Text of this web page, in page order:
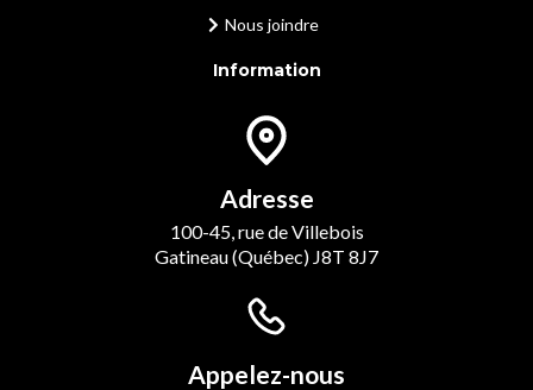
Nous joindre
Information
Adresse
100-45, rue de Villebois
Gatineau (Québec) J8T 8J7
Appelez-nous